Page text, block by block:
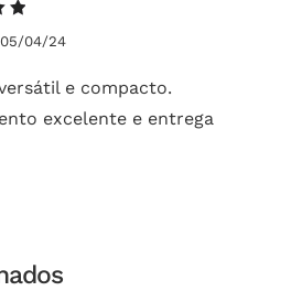
05/04/24
e compacto.
excelente e entrega